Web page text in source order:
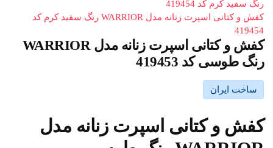
کفش و کتانی اسپرت زنانه مدل WARRIOR رنگ سفید کرم کد
419454
کفش و کتانی اسپرت زنانه مدل WARRIOR
رنگ طوسی کد 419453
ساخت ایران
کفش و کتانی اسپرت زنانه مدل